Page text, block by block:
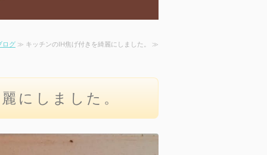
ログ ≫ キッチンのIH焦げ付きを綺麗にしました。 ≫
にしました。